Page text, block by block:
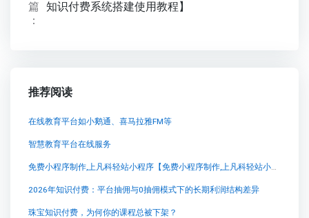
篇
：
知识付费系统搭建使用教程】
推荐阅读
在线教育平台如小鹅通、喜马拉雅FM等
智慧教育平台在线服务
免费小程序制作,上凡科轻站小程序【免费小程序制作,上凡科轻站小程序知识付费系统系统怎么制作，知识付费系统搭建使用教程】
2026年知识付费：平台抽佣与0抽佣模式下的长期利润结构差异
珠宝知识付费，为何你的课程总被下架？